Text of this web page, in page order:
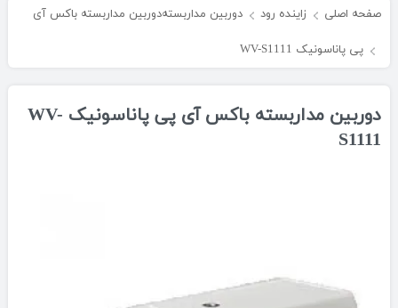
صفحه اصلی زاینده رود دوربین مداربستهدوربین مداربسته باکس آی
پی پاناسونیک WV-S1111
دوربین مداربسته باکس آی پی پاناسونیک WV-
S1111